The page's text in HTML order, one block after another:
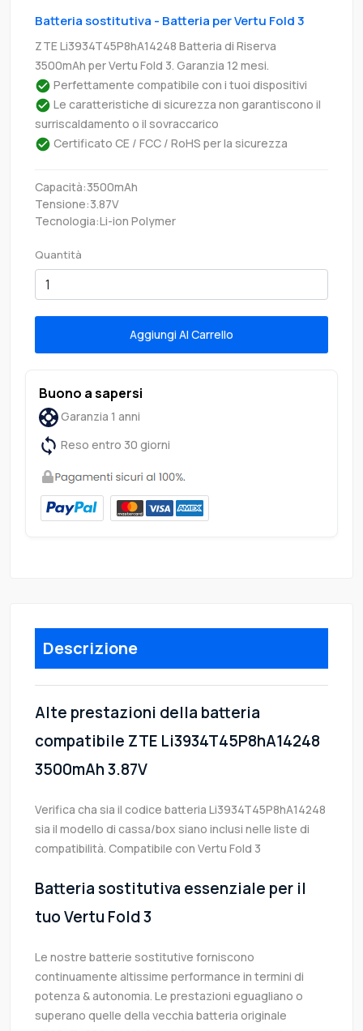
Batteria sostitutiva - Batteria per Vertu Fold 3
ZTE Li3934T45P8hA14248 Batteria di Riserva
3500mAh per Vertu Fold 3. Garanzia 12 mesi.
Perfettamente compatibile con i tuoi dispositivi
Le caratteristiche di sicurezza non garantiscono il
surriscaldamento o il sovraccarico
Certificato CE / FCC / RoHS per la sicurezza
Capacità:3500mAh
Tensione:3.87V
Tecnologia:Li-ion Polymer
Quantità
Aggiungi Al Carrello
Buono a sapersi
Garanzia 1 anni
Reso entro 30 giorni
Descrizione
Alte prestazioni della batteria
compatibile ZTE Li3934T45P8hA14248
3500mAh 3.87V
Verifica cha sia il codice batteria Li3934T45P8hA14248
sia il modello di cassa/box siano inclusi nelle liste di
compatibilità. Compatibile con Vertu Fold 3
Batteria sostitutiva essenziale per il
tuo Vertu Fold 3
Le nostre batterie sostitutive forniscono
continuamente altissime performance in termini di
potenza & autonomia. Le prestazioni eguagliano o
superano quelle della vecchia batteria originale